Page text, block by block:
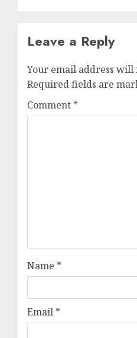
Leave a Reply
Your email address will
Required fields are
Comment *
Name *
Email *